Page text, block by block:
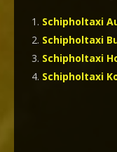
Schipholtaxi
Schipholtaxi
Schipholtaxi
Schipholtaxi